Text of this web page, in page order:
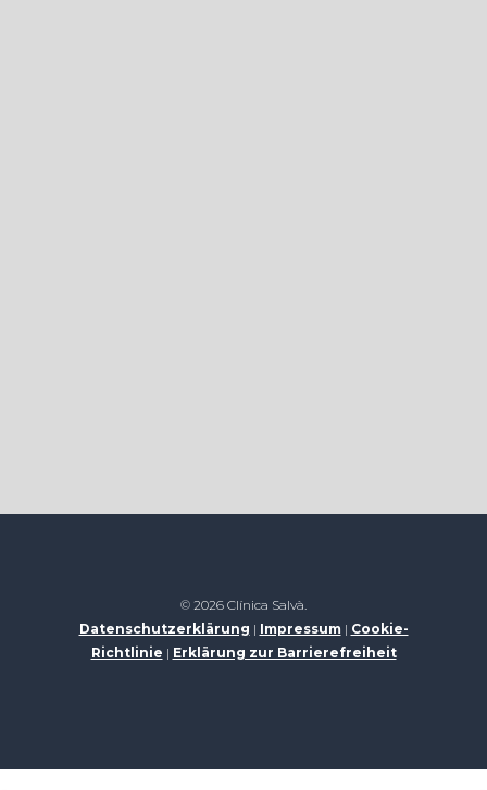
© 2026 Clínica Salvà.
Datenschutzerklärung | Impressum | Cookie-
Richtlinie | Erklärung zur Barrierefreiheit